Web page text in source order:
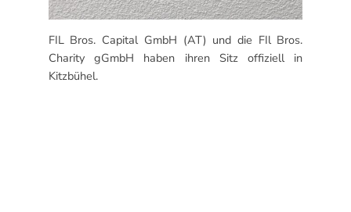
FIL Bros. Capital GmbH (AT) und die FIl Bros.
Charity gGmbH haben ihren Sitz offiziell in
Kitzbühel.